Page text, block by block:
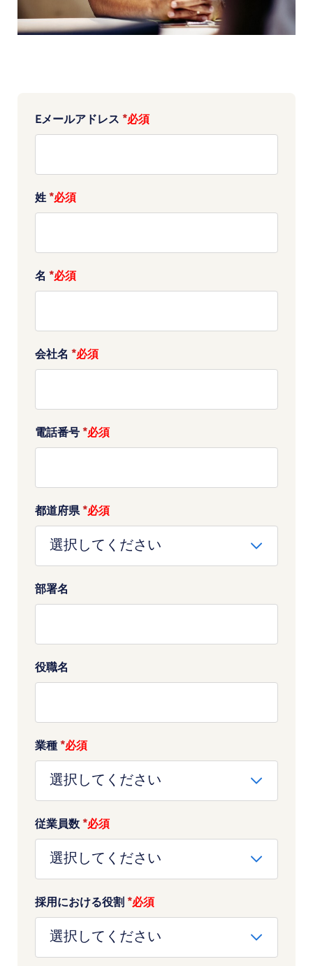
Eメールアドレス *
姓 *
名 *
会社名 *
電話番号 *
都道府県 *
部署名
役職名
業種 *
従業員数 *
採用における役割 *